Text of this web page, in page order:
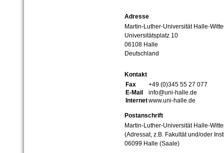
Adresse
Martin-Luther-Universität Halle-
Universitätsplatz 10
06108 Halle
Deutschland
Kontakt
Fax
+49 (0)345 55 27 077
E-Mail
info@uni-halle.de
Internetwww.uni-halle.de
Postanschrift
Martin-Luther-Universität Halle-
(Adressat, z.B. Fakultät und/oder
06099 Halle (Saale)